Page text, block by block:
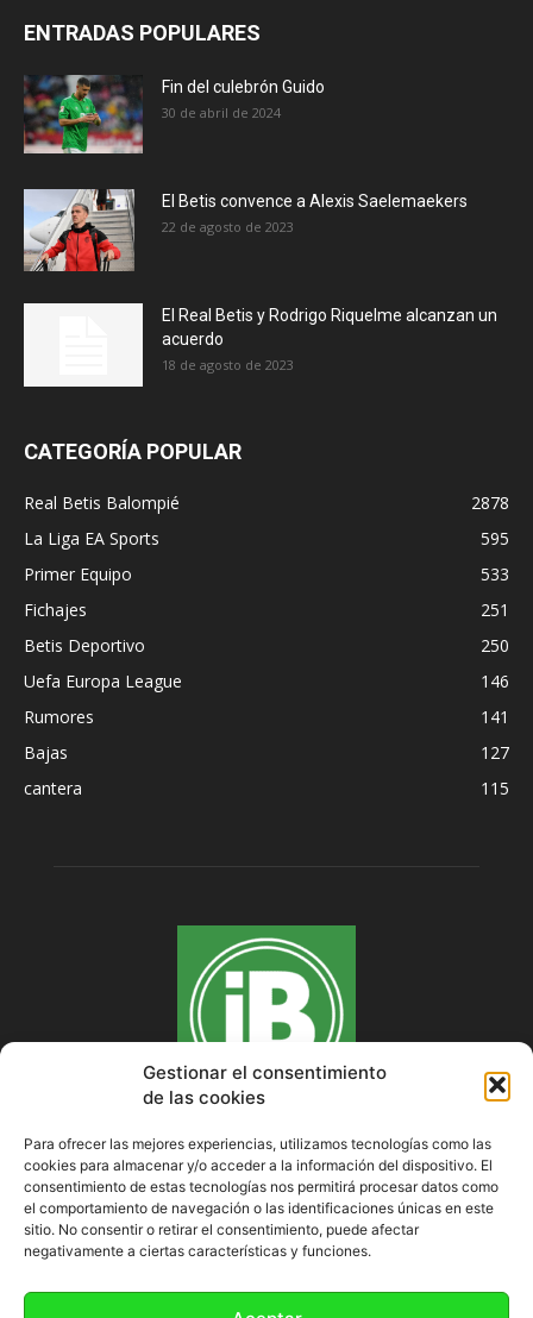
Gestionar el consentimiento
de las cookies
Para ofrecer las mejores experiencias, utilizamos tecnologías como las
cookies para almacenar y/o acceder a la información del dispositivo. El
consentimiento de estas tecnologías nos permitirá procesar datos como
el comportamiento de navegación o las identificaciones únicas en este
sitio. No consentir o retirar el consentimiento, puede afectar
negativamente a ciertas características y funciones.
ENTRADAS POPULARES
Fin del culebrón Guido
30 de abril de 2024
El Betis convence a Alexis Saelemaekers
22 de agosto de 2023
El Real Betis y Rodrigo Riquelme alcanzan un
acuerdo
18 de agosto de 2023
CATEGORÍA POPULAR
Real Betis Balompié
2878
La Liga EA Sports
595
Primer Equipo
533
Fichajes
251
Betis Deportivo
250
Uefa Europa League
146
Rumores
141
Bajas
127
cantera
115
SOBRE NOSOTROS